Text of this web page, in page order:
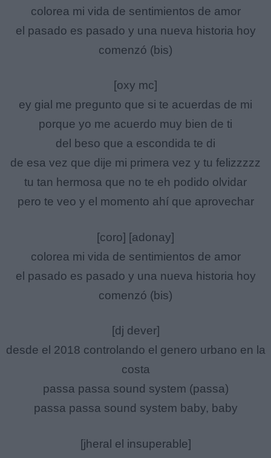
colorea mi vida de sentimientos de amor
el pasado es pasado y una nueva historia hoy
comenzó (bis)
[oxy mc]
ey gial me pregunto que si te acuerdas de mi
porque yo me acuerdo muy bien de ti
del beso que a escondida te di
de esa vez que dije mi primera vez y tu felizzzzz
tu tan hermosa que no te eh podido olvidar
pero te veo y el momento ahí que aprovechar
[coro] [adonay]
colorea mi vida de sentimientos de amor
el pasado es pasado y una nueva historia hoy
comenzó (bis)
[dj dever]
desde el 2018 controlando el genero urbano en la
costa
passa passa sound system (passa)
passa passa sound system baby, baby
[jheral el insuperable]